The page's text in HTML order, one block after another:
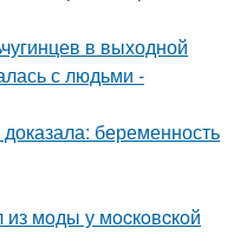
в выходной
с людьми -
беременность
мoды у мocкoвcкoй